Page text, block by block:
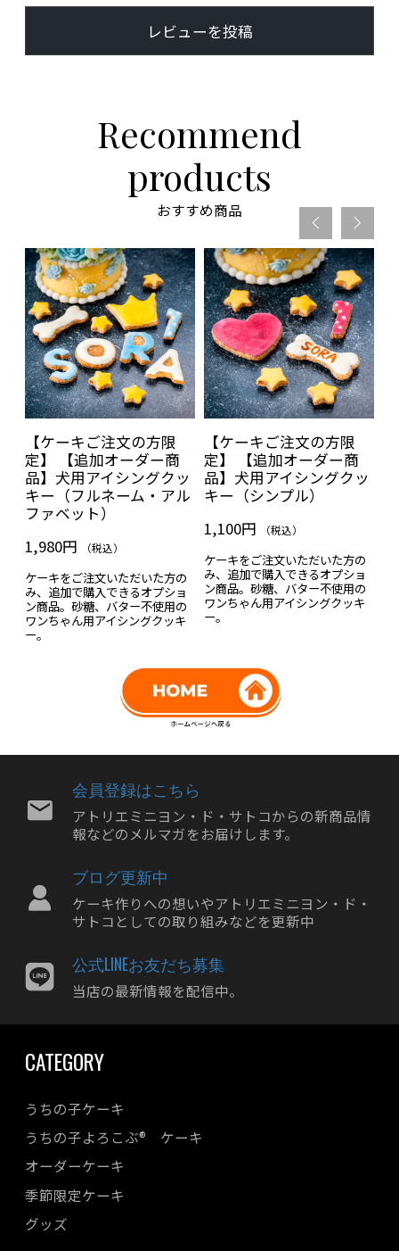
レビューを投稿
Recommend
products
おすすめ商品
【ケーキご注文の方限
定】 【追加オーダー商
品】犬用アイシングクッ
キー（フルネーム・アル
ファベット）
1,980円
（税込）
ケーキをご注文いただいた方の
み、追加で購入できるオプショ
ン商品。砂糖、バター不使用の
ワンちゃん用アイシングクッキ
ー。
【ケーキご注文の方限
定】 【追加オーダー商
品】犬用アイシングクッ
キー（シンプル）
1,100円
（税込）
ケーキをご注文いただいた方の
み、追加で購入できるオプショ
ン商品。砂糖、バター不使用の
ワンちゃん用アイシングクッキ
ー。
会員登録はこちら
アトリエミニヨン・ド・サトコからの新商品情
報などのメルマガをお届けします。
ブログ更新中
ケーキ作りへの想いやアトリエミニヨン・ド・
サトコとしての取り組みなどを更新中
公式LINEお友だち募集
当店の最新情報を配信中。
CATEGORY
うちの子ケーキ
うちの子よろこぶ® ケーキ
オーダーケーキ
季節限定ケーキ
グッズ